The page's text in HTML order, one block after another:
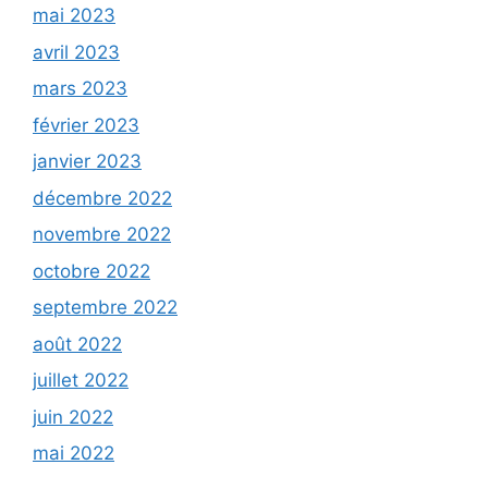
mai 2023
avril 2023
mars 2023
février 2023
janvier 2023
décembre 2022
novembre 2022
octobre 2022
septembre 2022
août 2022
juillet 2022
juin 2022
mai 2022